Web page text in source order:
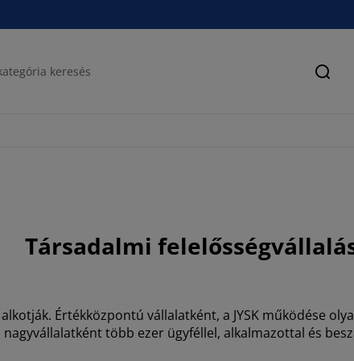
Társadalmi
Értékközpontú vállalatként, a JYSK működése
több ezer ügyféllel, alkalmazottal és